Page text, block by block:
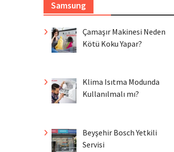
Samsung
Çamaşır Makinesi Neden
Kötü Koku Yapar?
Klima Isıtma Modunda
Kullanılmalı mı?
Beyşehir Bosch Yetkili
Servisi